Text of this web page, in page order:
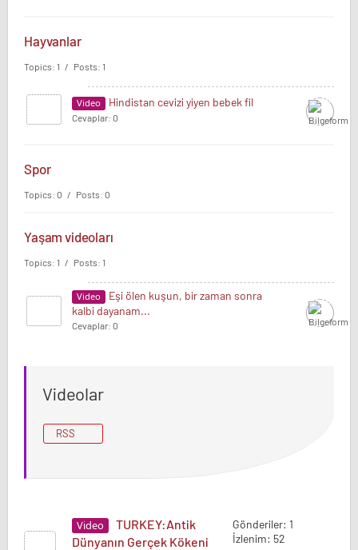
Hayvanlar
Topics: 1 / Posts: 1
Video Hindistan cevizi yiyen bebek fil
Cevaplar: 0
Spor
Topics: 0 / Posts: 0
Yaşam videoları
Topics: 1 / Posts: 1
Video
Eşi ölen kuşun, bir zaman sonra
kalbi dayanam...
Cevaplar: 0
Videolar
RSS
Video
TURKEY:Antik
Dünyanın Gerçek Kökeni
Gönderiler: 1
İzlenim: 52